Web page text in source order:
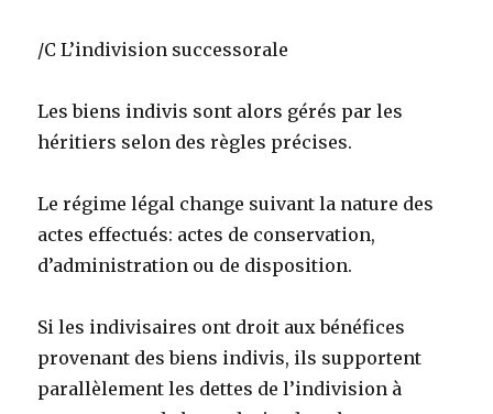
/C L’indivision successorale
Les biens indivis sont alors gérés par les
héritiers selon des règles précises.
Le régime légal change suivant la nature des
actes effectués: actes de conservation,
d’administration ou de disposition.
Si les indivisaires ont droit aux bénéfices
provenant des biens indivis, ils supportent
parallèlement les dettes de l’indivision à